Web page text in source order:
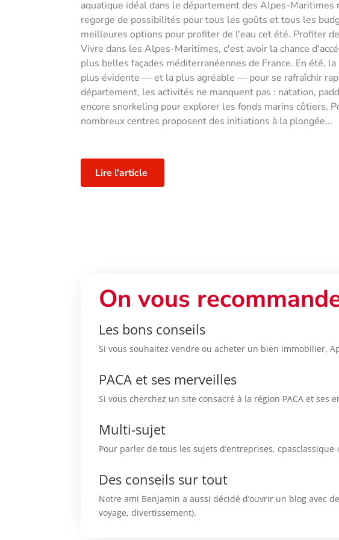
aquatique idéal dans le département des Alpes-Maritimes
regorge de possibilités pour tous les goûts et tous les
meilleures options pour profiter de l'eau cet été. Profiter
Vivre dans les Alpes-Maritimes, c'est avoir la chance
plus belles façades méditerranéennes de France. En été,
plus évidente — et la plus agréable — pour se rafraîchir
département, les activités ne manquent pas : natation,
encore snorkeling pour explorer les fonds marins côtiers.
nombreux centres proposent des initiations à la plongée...
Lire l'article
On vous
Les bons conseils
Si vous souhaitez vendre ou acheter un bien immobilier,
PACA et ses merveilles
Si vous cherchez un site consacré à la région PACA et
Multi-sujet
Pour parler de tous les sujets d’entreprises,
Des conseils sur tout
Notre ami Benjamin a aussi décidé d’ouvrir un blog avec
voyage, divertissement).